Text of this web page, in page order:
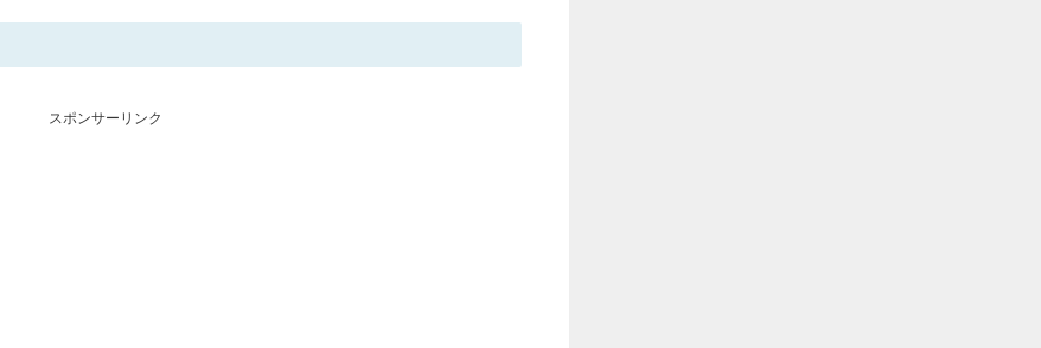
スポンサーリンク